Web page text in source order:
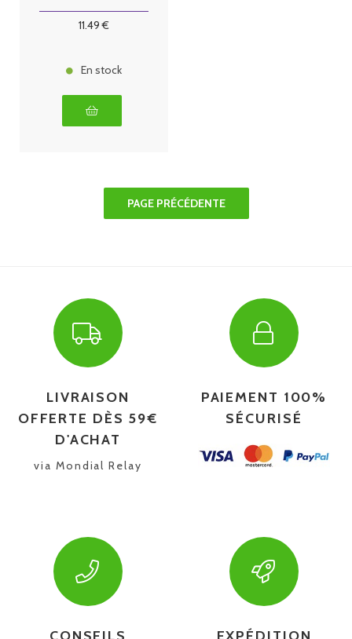
11.49 €
En stock
LIVRAISON
OFFERTE DÈS 59€
D'ACHAT
via Mondial Relay
PAIEMENT 100%
SÉCURISÉ